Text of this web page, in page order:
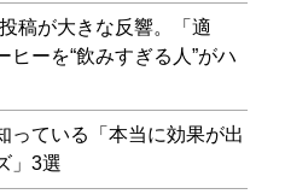
稿が大きな反響。「適
ヒーを“飲みすぎる人”がハ
っている「本当に効果が出
」3選